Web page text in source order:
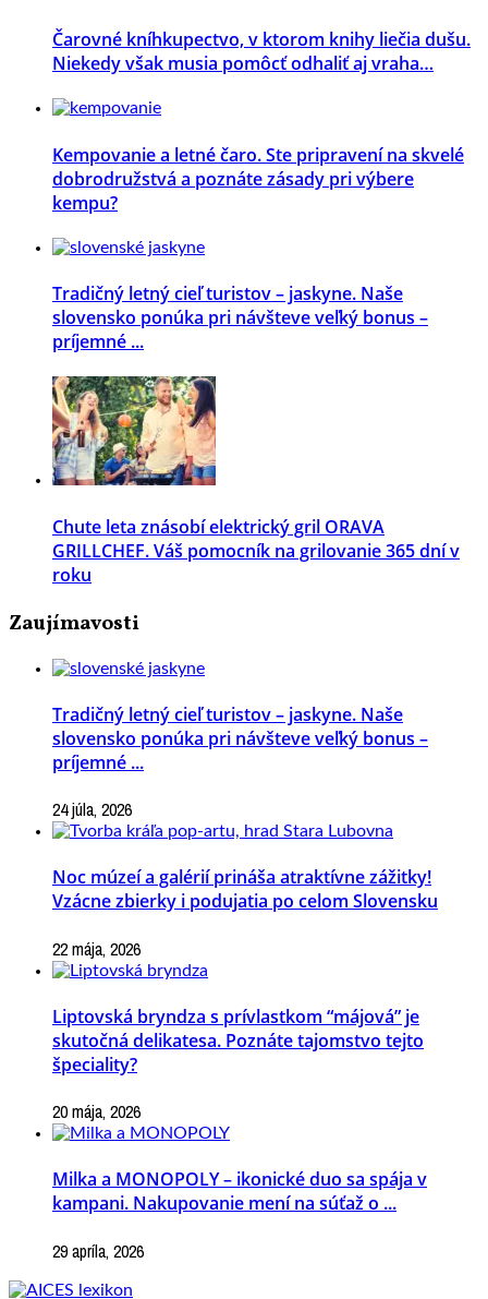
Čarovné kníhkupectvo, v ktorom knihy liečia dušu.
Niekedy však musia pomôcť odhaliť aj vraha…
Kempovanie a letné čaro. Ste pripravení na skvelé
dobrodružstvá a poznáte zásady pri výbere
kempu?
Tradičný letný cieľ turistov – jaskyne. Naše
slovensko ponúka pri návšteve veľký bonus –
príjemné ...
Chute leta znásobí elektrický gril ORAVA
GRILLCHEF. Váš pomocník na grilovanie 365 dní v
roku
Zaujímavosti
Tradičný letný cieľ turistov – jaskyne. Naše
slovensko ponúka pri návšteve veľký bonus –
príjemné ...
24 júla, 2026
Noc múzeí a galérií prináša atraktívne zážitky!
Vzácne zbierky i podujatia po celom Slovensku
22 mája, 2026
Liptovská bryndza s prívlastkom “májová” je
skutočná delikatesa. Poznáte tajomstvo tejto
špeciality?
20 mája, 2026
Milka a MONOPOLY – ikonické duo sa spája v
kampani. Nakupovanie mení na súťaž o ...
29 apríla, 2026